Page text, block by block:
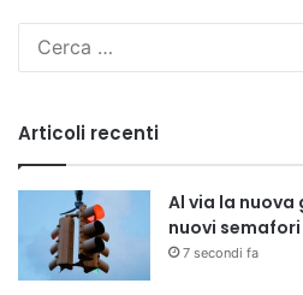
Articoli recenti
Al via la
nuovi semafori
7 secondi fa